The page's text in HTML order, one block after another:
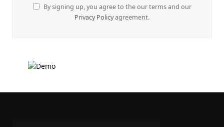
By signing up, you agree to the our terms and our
Privacy Policyagreement.